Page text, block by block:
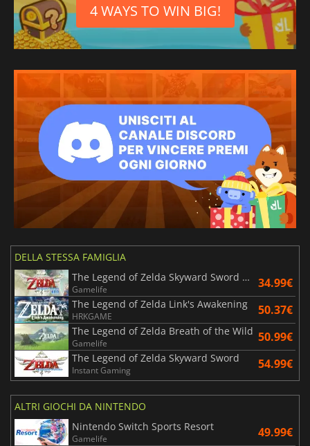
4 WAYS TO WIN BIG!
DELLA STESSA FAMIGLIA
The Legend of Zelda Skyward Sword HD
Gamelife 34.99€
The Legend of Zelda Link's Awakening
HRKGAME 50.37€
The Legend of Zelda Breath of the Wild
Gamelife 50.99€
The Legend of Zelda Skyward Sword
Instant Gaming 54.99€
ALTRI GIOCHI DA NINTENDO
Nintendo Switch Sports Resort
Gamelife 49.99€